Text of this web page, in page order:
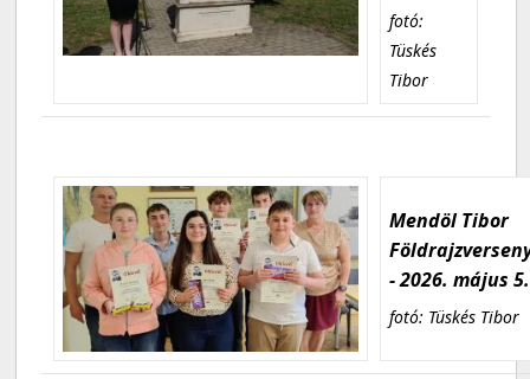
fotó:
Tüskés
Tibor
Mendöl Tibor
- 2026. május 5.
fotó: Tüskés Tibor